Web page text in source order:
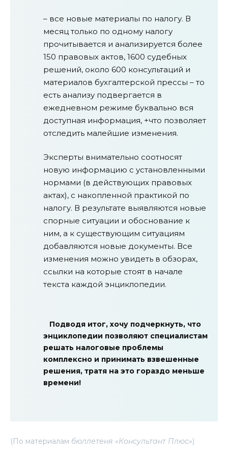
– все новые материалы по налогу. В
месяц только по одному налогу
прочитывается и анализируется более
150 правовых актов, 1600 судебных
решений, около 600 консультаций и
материалов бухгалтерской прессы – то
есть анализу подвергается в
ежедневном режиме буквально вся
доступная информация, +что позволяет
отследить малейшие изменения.
Эксперты внимательно соотносят
новую информацию с установленными
нормами (в действующих правовых
актах), с накопленной практикой по
налогу. В результате выявляются новые
спорные ситуации и обоснование к
ним, а к существующим ситуациям
добавляются новые документы. Все
изменения можно увидеть в обзорах,
ссылки на которые стоят в начале
текста каждой энциклопедии.
Подводя итог, хочу подчеркнуть, что
энциклопедии позволяют специалистам
решать налоговые проблемы
комплексно и принимать взвешенные
решения, тратя на это гораздо меньше
времени!
(По материалам бюллетеня «Консультант Плюс»)